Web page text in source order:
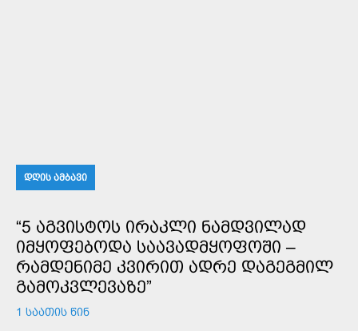
ᲓᲦᲘᲡ ᲐᲛᲑᲐᲕᲘ
“5 ᲐᲒᲕᲘᲡᲢᲝᲡ ᲘᲠᲐᲙᲚᲘ ᲜᲐᲛᲓᲕᲘᲚᲐᲓ
ᲘᲛᲧᲝᲤᲔᲑᲝᲓᲐ ᲡᲐᲐᲕᲐᲓᲛᲧᲝᲤᲝᲨᲘ –
ᲠᲐᲛᲓᲔᲜᲘᲛᲔ ᲙᲕᲘᲠᲘᲗ ᲐᲓᲠᲔ ᲓᲐᲒᲔᲒᲛᲘᲚ
ᲒᲐᲛᲝᲙᲕᲚᲔᲕᲐᲖᲔ”
1 ᲡᲐᲐᲗᲘᲡ ᲬᲘᲜ